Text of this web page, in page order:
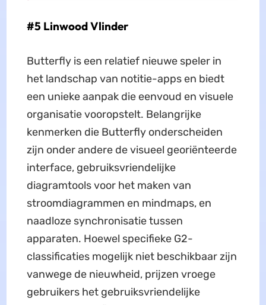
#5 Linwood Vlinder
Butterfly is een relatief nieuwe speler in
het landschap van notitie-apps en biedt
een unieke aanpak die eenvoud en visuele
organisatie vooropstelt. Belangrijke
kenmerken die Butterfly onderscheiden
zijn onder andere de visueel georiënteerde
interface, gebruiksvriendelijke
diagramtools voor het maken van
stroomdiagrammen en mindmaps, en
naadloze synchronisatie tussen
apparaten. Hoewel specifieke G2-
classificaties mogelijk niet beschikbaar zijn
vanwege de nieuwheid, prijzen vroege
gebruikers het gebruiksvriendelijke